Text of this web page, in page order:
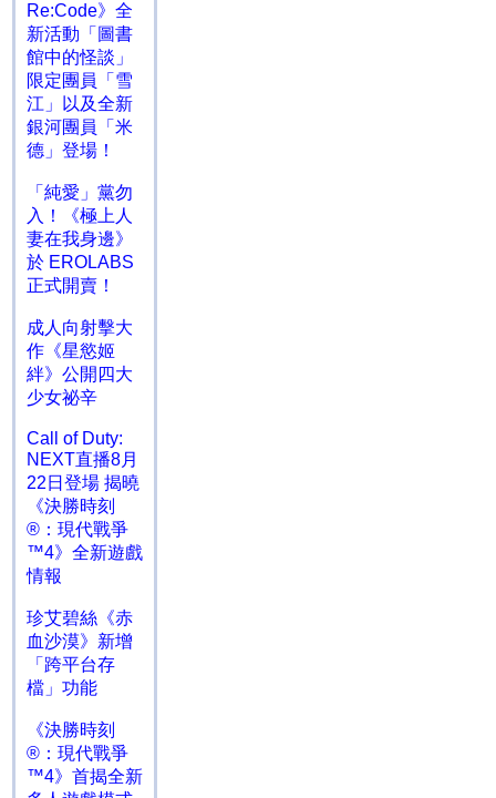
Re:Code》全
新活動「圖書
館中的怪談」
限定團員「雪
江」以及全新
銀河團員「米
德」登場！
「純愛」黨勿
入！《極上人
妻在我身邊》
於 EROLABS
正式開賣！
成人向射擊大
作《星慾姬
絆》公開四大
少女祕辛
Call of Duty:
NEXT直播8月
22日登場 揭曉
《決勝時刻
®：現代戰爭
™4》全新遊戲
情報
珍艾碧絲《赤
血沙漠》新增
「跨平台存
檔」功能
《決勝時刻
®：現代戰爭
™4》首揭全新